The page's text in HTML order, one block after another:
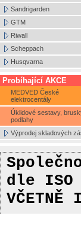
Sandrigarden
GTM
Riwall
Scheppach
Husqvarna
Probíhající AKCE
MEDVED České
elektrocentály
Úklidové sestavy,
podlahy
Výprodej skladových
dle ISO
VČETNĚ